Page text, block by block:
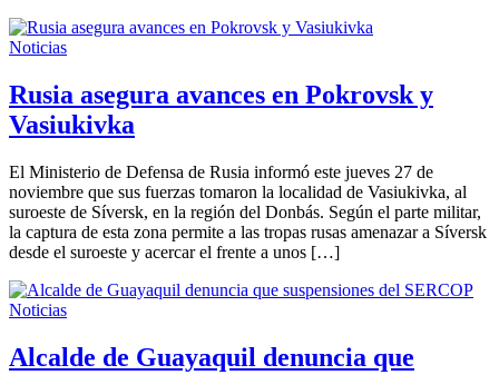
Noticias
Rusia asegura avances en Pokrovsk y
Vasiukivka
El Ministerio de Defensa de Rusia informó este jueves 27 de
noviembre que sus fuerzas tomaron la localidad de Vasiukivka, al
suroeste de Síversk, en la región del Donbás. Según el parte militar,
la captura de esta zona permite a las tropas rusas amenazar a Síversk
desde el suroeste y acercar el frente a unos […]
Noticias
Alcalde de Guayaquil denuncia que